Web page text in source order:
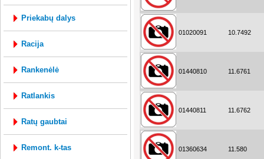
priekabų dalys
racija
rankenėlė
ratlankis
ratų gaubtai
remont. k-tas
01020091 10.7492
01440810 11.6761
01440811 11.6762
01360634 11.580